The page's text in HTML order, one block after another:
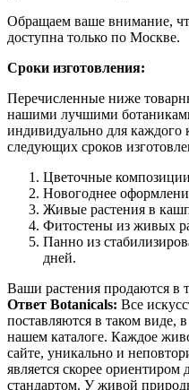
Обращаем ваше внимание,
доступна только по Москве.
Сроки изготовления:
Перечисленные ниже
нашими лучшими
индивидуально для
следующих сроков
Цветочные
Новогоднее
Живые растения в
Фитостены из живых
Панно из
дней.
Ваши растения продаются в
Ответ Botanicals: Все
поставляются в таком виде,
нашем каталоге. Каждое
сайте, уникально и
является скорее
стандартом. У живой